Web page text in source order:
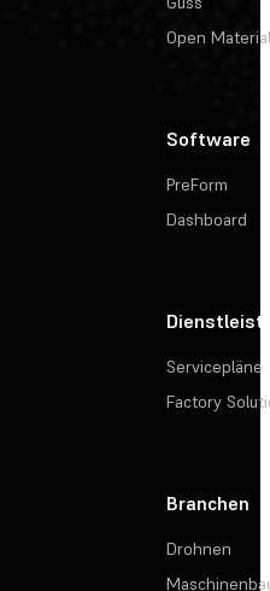
Open
Software
PreForm
Dashboard
Servicepläne
Factory
Branchen
Drohnen